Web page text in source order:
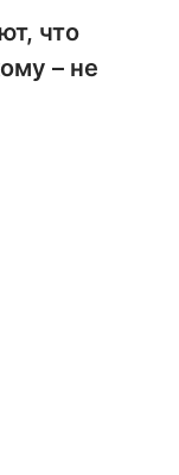
что
– не